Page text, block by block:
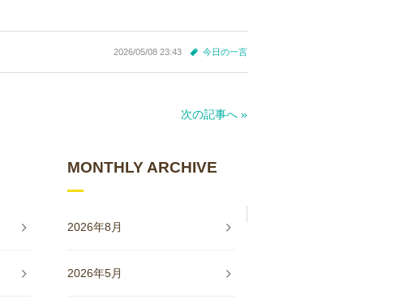
2026/05/08 23:43 今日の一言
次の記事へ »
MONTHLY ARCHIVE
2026年8月
2026年5月